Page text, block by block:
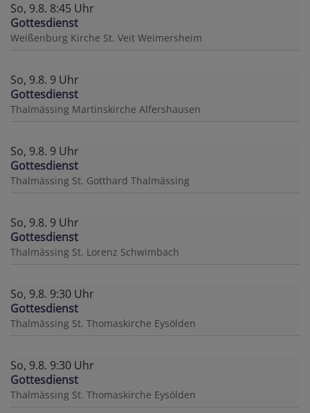
So, 9.8. 8:45 Uhr
Gottesdienst
Weißenburg Kirche St. Veit Weimersheim
So, 9.8. 9 Uhr
Gottesdienst
Thalmässing Martinskirche Alfershausen
So, 9.8. 9 Uhr
Gottesdienst
Thalmässing St. Gotthard Thalmässing
So, 9.8. 9 Uhr
Gottesdienst
Thalmässing St. Lorenz Schwimbach
So, 9.8. 9:30 Uhr
Gottesdienst
Thalmässing St. Thomaskirche Eysölden
So, 9.8. 9:30 Uhr
Gottesdienst
Thalmässing St. Thomaskirche Eysölden